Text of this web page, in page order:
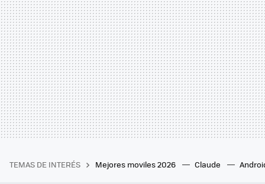
TEMAS DE INTERÉS Mejores moviles 2026 Claude